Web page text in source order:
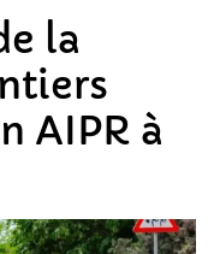
la
AIPR à